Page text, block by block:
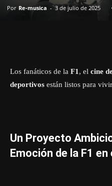
Por Re-musica - 3 de julio de 2025
Los fanáticos de la F1, el cine
deportivos están listos para
Un Proyecto
Emoción de la F1 en